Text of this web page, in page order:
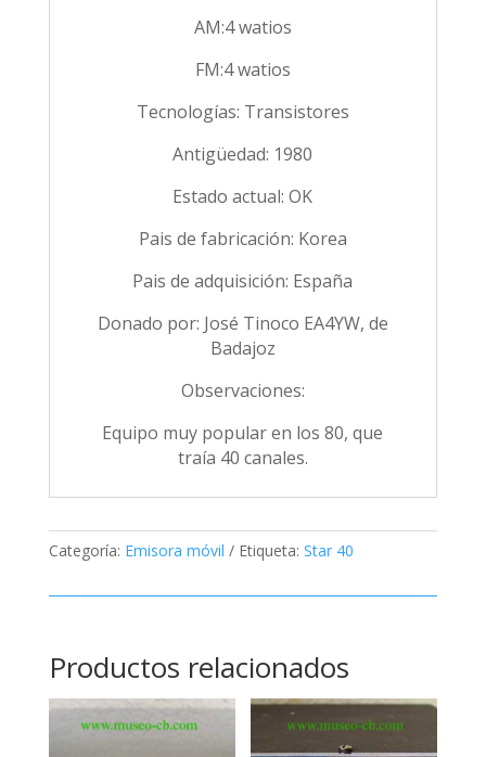
AM:4 watios
FM:4 watios
Tecnologías: Transistores
Antigüedad: 1980
Estado actual: OK
Pais de fabricación: Korea
Pais de adquisición: España
Donado por: José Tinoco EA4YW, de
Badajoz
Observaciones:
Equipo muy popular en los 80, que
traía 40 canales.
Categoría: Emisora móvil Etiqueta: Star 40
Productos relacionados